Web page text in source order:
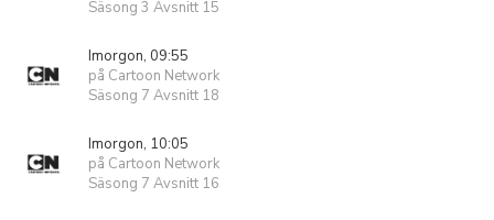
Säsong 3 Avsnitt 15
Imorgon, 09:55
på Cartoon Network
Säsong 7 Avsnitt 18
Imorgon, 10:05
på Cartoon Network
Säsong 7 Avsnitt 16